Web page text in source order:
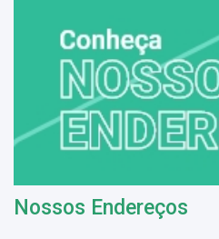
Nossos Endereços